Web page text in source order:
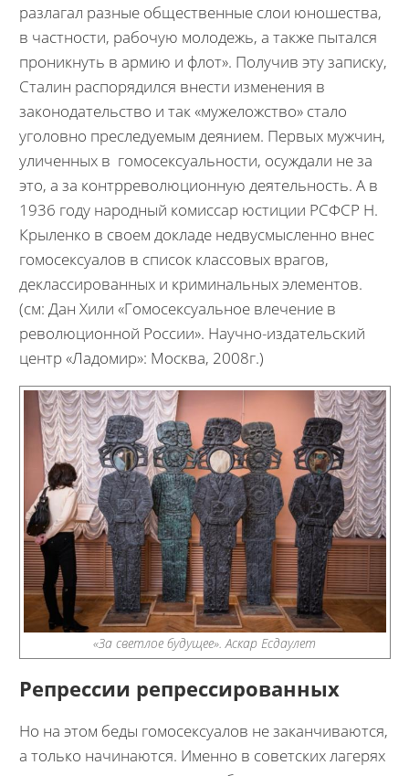
разлагал разные общественные слои юношества,
в частности, рабочую молодежь, а также пытался
проникнуть в армию и флот». Получив эту записку,
Сталин распорядился внести изменения в
законодательство и так «мужеложство» стало
уголовно преследуемым деянием. Первых мужчин,
уличенных в гомосексуальности, осуждали не за
это, а за контрреволюционную деятельность. А в
1936 году народный комиссар юстиции РСФСР Н.
Крыленко в своем докладе недвусмысленно внес
гомосексуалов в список классовых врагов,
деклассированных и криминальных элементов.
(см: Дан Хили «Гомосексуальное влечение в
революционной России». Научно-издательский
центр «Ладомир»: Москва, 2008г.)
«За светлое будущее». Аскар Есдаулет
Репрессии репрессированных
Но на этом беды гомосексуалов не заканчиваются,
а только начинаются. Именно в советских лагерях